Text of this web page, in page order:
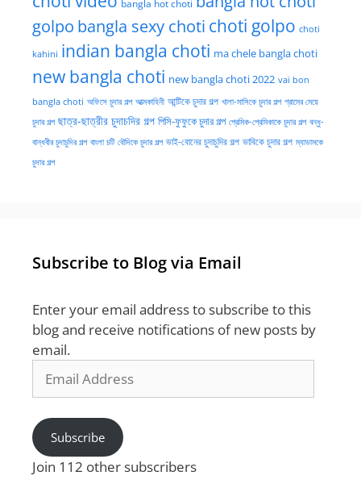
bangla hot choti
golpo bangla sexy choti choti golpo choti
kahini indian bangla choti ma chele bangla choti
new bangla choti new bangla choti 2022 vai bon
bangla choti অফিসে চুদার গল্প আত্মকাহিনী আন্টিকে চুদার গল্প খালা-মাসিকে চুদার গল্প গ্রামের মেয়ে
চুদার গল্প ছাত্র-ছাত্রীর চুদাচদির গল্প পিসি-ফুফুকে চুদার গল্প প্রেমিক-প্রেমিকাকে চুদার গল্প বন্ধু-
বান্ধবীর চুদাচুদির গল্প বাংলা চটি বৌদিকে চুদার গল্প ভাই-বোনের চুদাচুদির গল্প ভাবিকে চুদার গল্প ম্যাডামকে
চুদার গল্প
Subscribe to Blog via Email
Enter your email address to subscribe to this
blog and receive notifications of new posts by
email.
Address
Subscribe
Join 112 other subscribers